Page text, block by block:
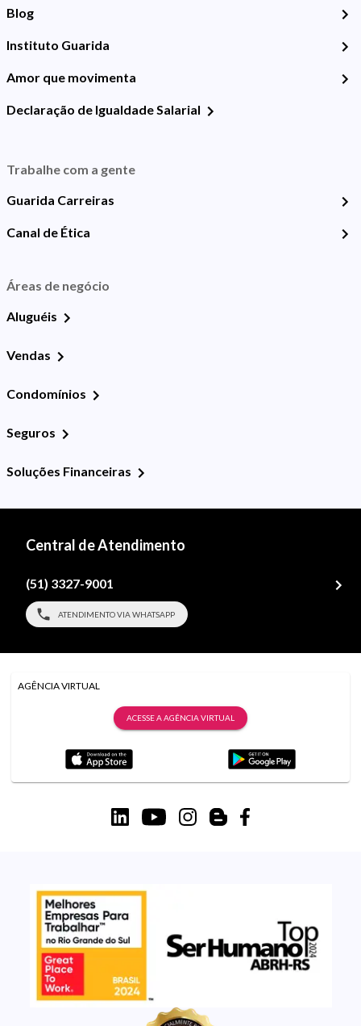
Blog
Instituto Guarida
Amor que movimenta
Declaração de Igualdade Salarial
Trabalhe com a gente
Guarida Carreiras
Canal de Ética
Áreas de negócio
Aluguéis
Vendas
Condomínios
Seguros
Soluções Financeiras
Central de Atendimento
(51) 3327-9001
ATENDIMENTO VIA WHATSAPP
AGÊNCIA VIRTUAL
ACESSE A AGÊNCIA VIRTUAL